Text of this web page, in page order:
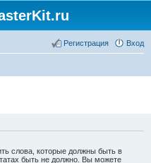
Вход
Регистрация
слова, которые должны быть в
быть не должно. Вы можете